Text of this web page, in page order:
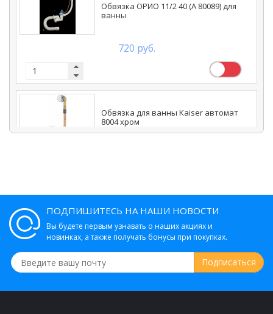
Обвязка ОРИО 11/2 40 (А 80089) для
ванны
720 руб.
Обвязка для ванны Kaiser автомат
8004 хром
ПОДПИШИТЕСЬ НА НАШИ НОВОСТИ
Вы будете первым узнавать о наших акциях и
новинках, а также получать бонусы при покупках.